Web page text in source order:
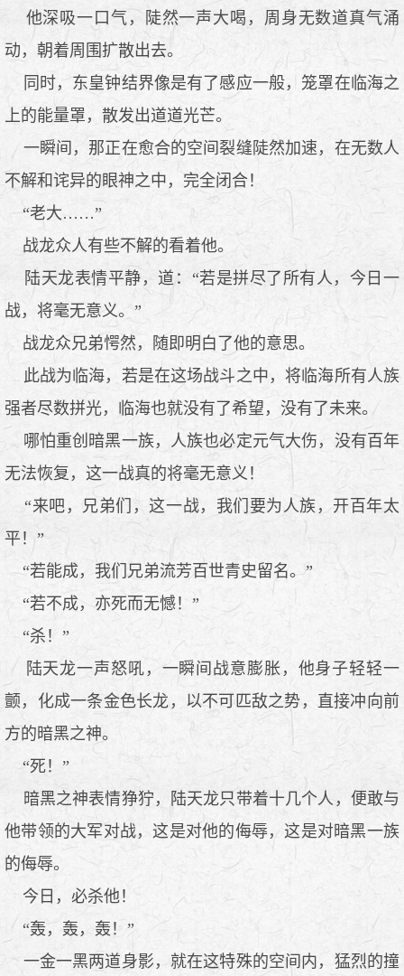
他深吸一口气，陡然一声大喝，周身无数道真气涌
动，朝着周围扩散出去。
同时，东皇钟结界像是有了感应一般，笼罩在临海之
上的能量罩，散发出道道光芒。
一瞬间，那正在愈合的空间裂缝陡然加速，在无数人
不解和诧异的眼神之中，完全闭合！
“老大……”
战龙众人有些不解的看着他。
陆天龙表情平静，道：“若是拼尽了所有人，今日一
战，将毫无意义。”
战龙众兄弟愕然，随即明白了他的意思。
此战为临海，若是在这场战斗之中，将临海所有人族
强者尽数拼光，临海也就没有了希望，没有了未来。
哪怕重创暗黑一族，人族也必定元气大伤，没有百年
无法恢复，这一战真的将毫无意义！
“来吧，兄弟们，这一战，我们要为人族，开百年太
平！”
“若能成，我们兄弟流芳百世青史留名。”
“若不成，亦死而无憾！”
“杀！”
陆天龙一声怒吼，一瞬间战意膨胀，他身子轻轻一
颤，化成一条金色长龙，以不可匹敌之势，直接冲向前
方的暗黑之神。
“死！”
暗黑之神表情狰狞，陆天龙只带着十几个人，便敢与
他带领的大军对战，这是对他的侮辱，这是对暗黑一族
的侮辱。
今日，必杀他！
“轰，轰，轰！”
一金一黑两道身影，就在这特殊的空间内，猛烈的撞